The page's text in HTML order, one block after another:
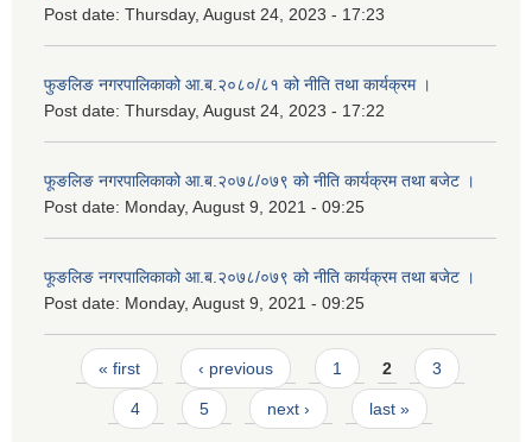
Post date: Thursday, August 24, 2023 - 17:23
फुङलिङ नगरपालिकाको आ.ब.२०८०/८१ को नीति तथा कार्यक्रम ।
Post date: Thursday, August 24, 2023 - 17:22
फूङलिङ नगरपालिकाको आ.ब.२०७८/०७९ को नीति कार्यक्रम तथा बजेट ।
Post date: Monday, August 9, 2021 - 09:25
फूङलिङ नगरपालिकाको आ.ब.२०७८/०७९ को नीति कार्यक्रम तथा बजेट ।
Post date: Monday, August 9, 2021 - 09:25
Pages
« first ‹ previous 1 2 3
4 5 next › last »